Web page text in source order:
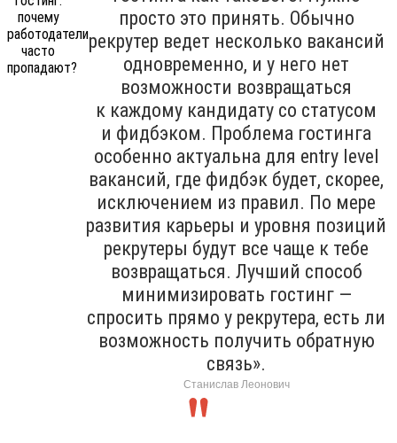
просто это принять. Обычно
рекрутер ведет несколько вакансий
одновременно, и у него нет
возможности возвращаться
к каждому кандидату со статусом
и фидбэком. Проблема гостинга
особенно актуальна для entry level
вакансий, где фидбэк будет, скорее,
исключением из правил. По мере
развития карьеры и уровня позиций
рекрутеры будут все чаще к тебе
возвращаться. Лучший способ
минимизировать гостинг —
спросить прямо у рекрутера, есть ли
возможность получить обратную
связь».
Станислав Леонович